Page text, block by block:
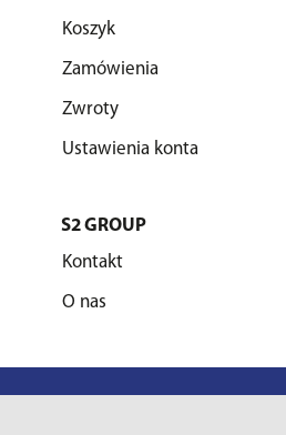
Koszyk
Zamówienia
Zwroty
Ustawienia konta
S2 GROUP
Kontakt
O nas